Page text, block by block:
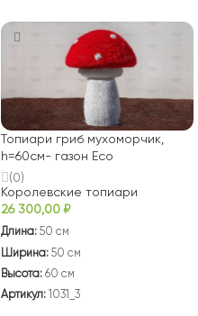
Топиари гриб мухоморчик,
h=60см- газон Eco
(0)
Королевские топиари
26 300,00₽
Длина: 50 см
Ширина: 50 см
Высота: 60 см
Артикул: 1031_3